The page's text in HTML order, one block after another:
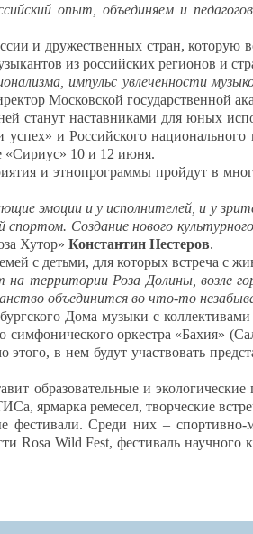
опыт, объединяем и
и дружественных стран,
из российских регионов и
импульс увлеченности
Московской государственной
станут наставниками для юных
успех» и Российского
«Сириус» 10 и 12 июня.
и этнопрограммы пройдут в
эмоции и у исполнителей, и у
Создание нового
Хутор» Константин Нестеров.
с детьми, для которых встреча с
территории Роза Долины, возле
объединится во что-то
Дома музыки с
оркестра «Бахия»
в нем будут участвовать
образовательные и
ярмарка ремесел, творческие
фестивали. Среди них –
Rosa Wild Fest, фестиваль